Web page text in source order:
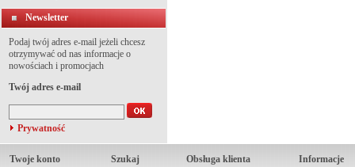
Newsletter
Podaj twój adres e-mail jeżeli chcesz
otrzymywać od nas informacje o
nowościach i promocjach
Twój adres e-mail
Prywatność
Twoje konto
Szukaj
Obsługa klienta
Informacje